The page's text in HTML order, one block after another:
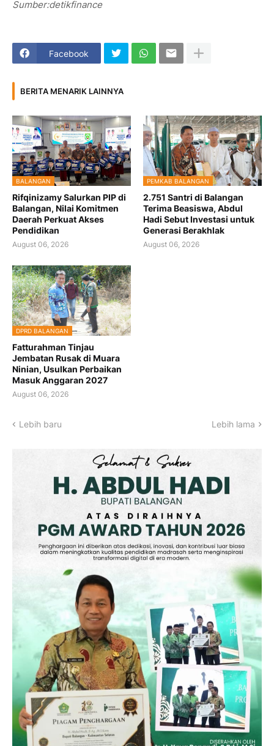
Sumber:detikfinance
Facebook
BERITA MENARIK LAINNYA
BALANGAN
Rifqinizamy Salurkan PIP di
Balangan, Nilai Komitmen
Daerah Perkuat Akses
Pendidikan
August 06, 2026
PEMKAB BALANGAN
2.751 Santri di Balangan
Terima Beasiswa, Abdul
Hadi Sebut Investasi untuk
Generasi Berakhlak
August 06, 2026
DPRD BALANGAN
Fatturahman Tinjau
Jembatan Rusak di Muara
Ninian, Usulkan Perbaikan
Masuk Anggaran 2027
August 06, 2026
Lebih baru Lebih lama